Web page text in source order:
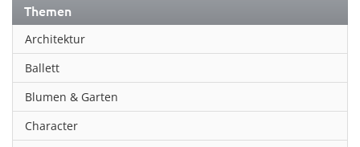
Themen
Architektur
Ballett
Blumen & Garten
Character